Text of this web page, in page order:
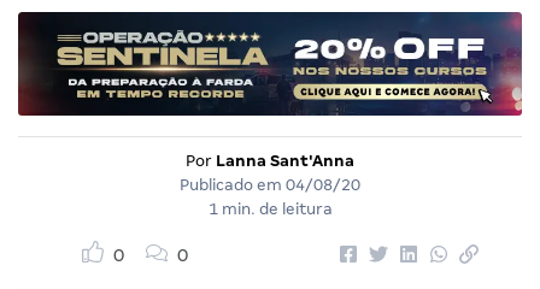
Por Lanna Sant'Anna
Publicado em 04/08/20
1 min. de leitura
0 0